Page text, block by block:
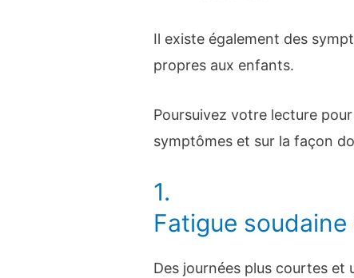
Il existe également des
propres aux enfants.
Poursuivez votre lecture
symptômes et sur la façon
1.
Fatigue
Des journées plus courtes et